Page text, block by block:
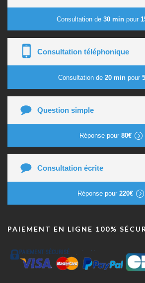
Consultation de 30 minpour
Consultation téléphonique
Consultation de 20 min pour
Question simple
Réponse pour 80€
Consultation écrite
Réponse pour 220€
PAIEMENT EN LIGNE 100%